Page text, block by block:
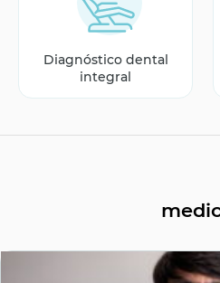
Diagnóstico dental
integral